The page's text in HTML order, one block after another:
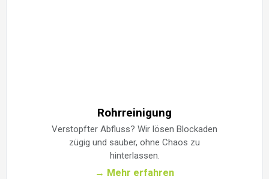
Rohrreinigung
Verstopfter Abfluss? Wir lösen Blockaden
zügig und sauber, ohne Chaos zu
hinterlassen.
→ Mehr erfahren